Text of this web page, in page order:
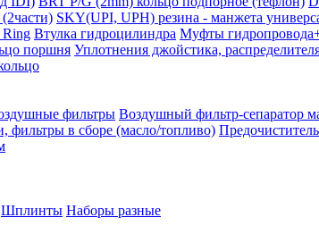
SKY(UPI, UPH) резина - манжета
Ring Втулка гидроцилиндра Муфты
поршня Уплотнения джойстика,
фильтры Воздушный фильтр-сепаратор
фильтры в сборе (масло/топливо)
Шплинты Наборы разные